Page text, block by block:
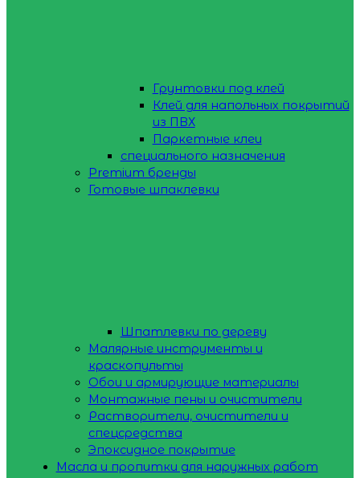
Грунтовки под клей
Клей для напольных покрытий
из ПВХ
Паркетные клеи
специального назначения
Premium бренды
Готовые шпаклевки
Шпатлевки по дереву
Малярные инструменты и
краскопульты
Обои и армирующие материалы
Монтажные пены и очистители
Растворители, очистители и
спецсредства
Эпоксидное покрытие
Масла и пропитки для наружных работ